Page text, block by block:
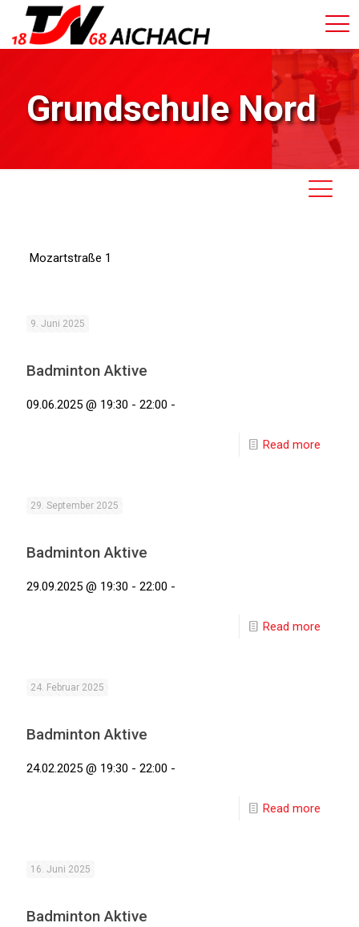
Grundschule Nord
Mozartstraße 1
9. Juni 2025
Badminton Aktive
09.06.2025 @ 19:30 - 22:00 -
Read more
29. September 2025
Badminton Aktive
29.09.2025 @ 19:30 - 22:00 -
Read more
24. Februar 2025
Badminton Aktive
24.02.2025 @ 19:30 - 22:00 -
Read more
16. Juni 2025
Badminton Aktive